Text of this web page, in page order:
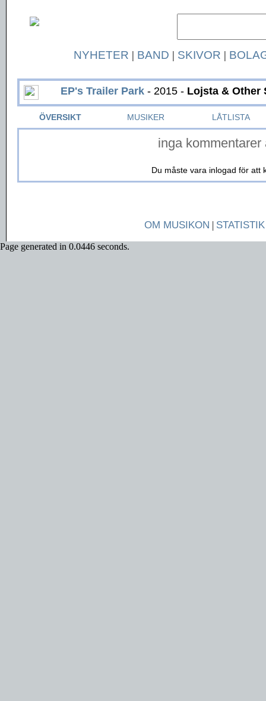
NYHETER | BAND | SKIVOR |
EP's Trailer Park- 2015 - Lojsta & Other
ÖVERSIKT MUSIKER LÅTLISTA
inga kommentarer
Du måste vara inlogad för att
OM MUSIKON | STATISTIK
Page generated in 0.0446 seconds.